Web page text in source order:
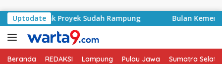
Uptodate
Proyek Sudah Rampung Bulan Kemerdekaan,
Beranda REDAKSI Lampung Pulau Jawa Sumatra